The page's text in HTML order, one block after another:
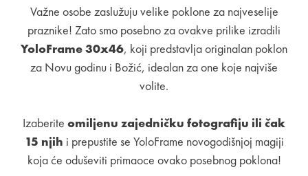
Važne osobe zaslužuju velike poklone za najveselije
praznike! Zato smo posebno za ovakve prilike izradili
YoloFrame 30x46, koji predstavlja originalan poklon
za Novu godinu i Božić, idealan za one koje najviše
volite.
Izaberite omiljenu zajedničku fotografiju ili čak
15 njih i prepustite se YoloFrame novogodišnjoj magiji
koja će oduševiti primaoce ovako posebnog poklona!